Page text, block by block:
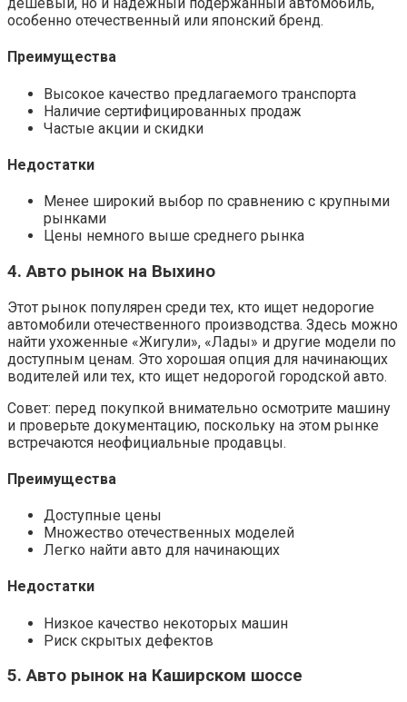
особенно отечественный или японский бренд.
Преимущества
Высокое качество предлагаемого транспорта
Наличие сертифицированных продаж
Частые акции и скидки
Недостатки
Менее широкий выбор по сравнению с крупными
рынками
Цены немного выше среднего рынка
4. Авто рынок на Выхино
Этот рынок популярен среди тех, кто ищет недорогие
автомобили отечественного производства. Здесь можно
найти ухоженные «Жигули», «Лады» и другие модели по
доступным ценам. Это хорошая опция для начинающих
водителей или тех, кто ищет недорогой городской авто.
Совет: перед покупкой внимательно осмотрите машину
и проверьте документацию, поскольку на этом рынке
встречаются неофициальные продавцы.
Преимущества
Доступные цены
Множество отечественных моделей
Легко найти авто для начинающих
Недостатки
Низкое качество некоторых машин
Риск скрытых дефектов
5. Авто рынок на Каширском шоссе